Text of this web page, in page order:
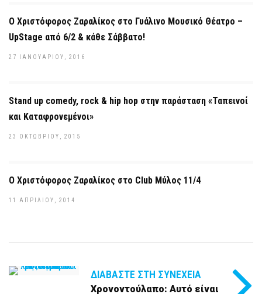
Ο Χριστόφορος Ζαραλίκος στο Γυάλινο Μουσικό Θέατρο –
UpStage από 6/2 & κάθε Σάββατο!
27 ΙΑΝΟΥΑΡΊΟΥ, 2016
Stand up comedy, rock & hip hop στην παράσταση «Ταπεινοί
και Καταφρονεμένοι»
23 ΟΚΤΩΒΡΊΟΥ, 2015
Ο Χριστόφορος Ζαραλίκος στο Club Μύλος 11/4
11 ΑΠΡΙΛΊΟΥ, 2014
ΔΙΑΒΆΣΤΕ ΣΤΗ ΣΥΝΈΧΕΙΑ
Χρονοντούλαπο: Αυτό είναι